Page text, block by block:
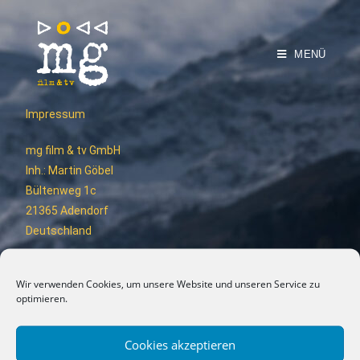
Wir verwenden Cookies, um unsere Website und unseren Service zu
optimieren.
Cookies akzeptieren
MENÜ
Impressum
mg film & tv GmbH
Inh.: Martin Göbel
Bültenweg 1c
21365 Adendorf
Deutschland
Mobil: +49(0)1724517052
U.St: 196916960